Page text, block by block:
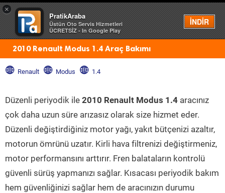
×
PratikAraba
Üstün Oto Servis Hizmetleri
ÜCRETSİZ - In Google Play
İNDİR
Menü
2010 Renault Modus 1.4 Araç Bakımı
Renault Modus 1.4
Düzenli periyodik ile 2010 Renault Modus 1.4 aracınız
çok daha uzun süre arızasız olarak size hizmet eder.
Düzenli değiştirdiğiniz motor yağı, yakıt bütçenizi azaltır,
motorun ömrünü uzatır. Kirli hava filtrenizi değiştirmeniz,
motor performansını arttırır. Fren balataların kontrolü
güvenli sürüş yapmanızı sağlar. Kısacası periyodik bakım
hem güvenliğinizi sağlar hem de aracınızın durumu